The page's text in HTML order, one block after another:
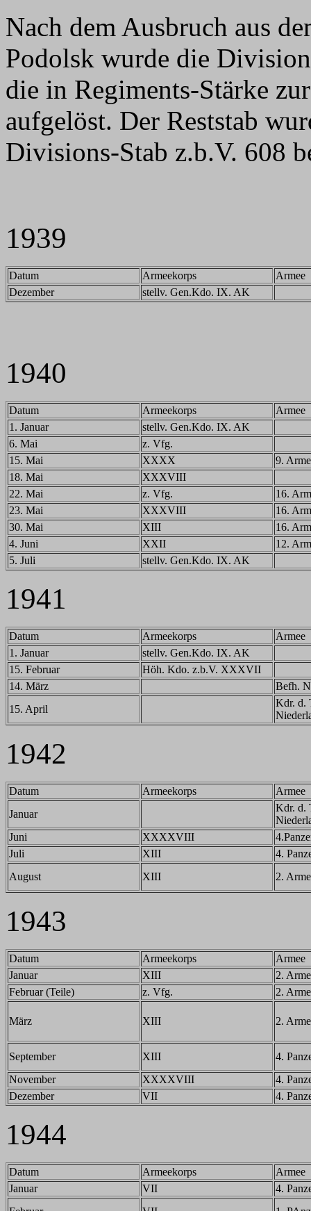
Nach dem Ausbruch aus
Podolsk wurde die
die in Regiments-Stärke
aufgelöst. Der Reststab
Divisions-Stab z.b.V. 608
1939
Datum Armeekorps
Armee
Dezember
stellv. Gen.Kdo. IX. AK
1940
Datum Armeekorps
Armee
1. Januar
stellv. Gen.Kdo. IX. AK
6. Mai
z. Vfg.
15. Mai
XXXX
9.
18. Mai
XXXVIII
22. Mai
z. Vfg.
16.
23. Mai
XXXVIII
16.
30. Mai
XIII
16.
4. Juni
XXII
12.
5. Juli
stellv. Gen.Kdo. IX. AK
1941
Datum Armeekorps
Armee
1. Januar
stellv. Gen.Kdo. IX. AK
15. Februar
Höh. Kdo. z.b.V. XXXVII
14. März
Befh.
15. April
Kdr. d.
1942
Datum Armeekorps
Armee
Januar
Kdr. d.
Juni
XXXXVIII
Juli
XIII
4.
August
XIII 2.
1943
Datum Armeekorps
Armee
Januar
XIII
2.
Februar (Teile)
z. Vfg. 2.
März XIII 2.
September XIII
4.
November
XXXXVIII
4.
Dezember
VII 4.
1944
Datum Armeekorps
Armee
Januar
VII
4.